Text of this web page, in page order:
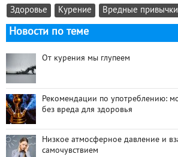
Здоровье Курение Вредные привычки
Новости по теме
От курения мы глупеем
Рекомендации по употреблению:
без вреда для здоровья
Низкое атмосферное давление и
самочувствием